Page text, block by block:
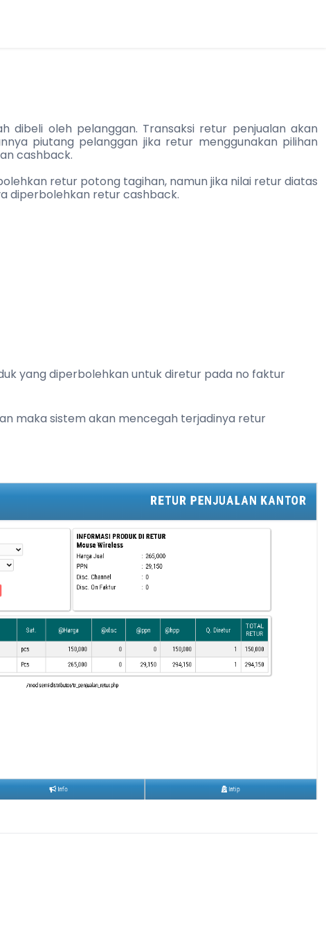
dibeli oleh pelanggan. Transaksi retur penjualan akan
piutang pelanggan jika retur menggunakan pilihan
cashback.
retur potong tagihan, namun jika nilai retur diatas
diperbolehkan retur cashback.
yang diperbolehkan untuk diretur pada no faktur
maka sistem akan mencegah terjadinya retur